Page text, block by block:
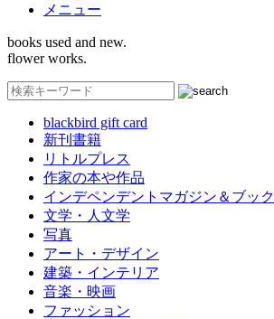
メニュー
books used and new.
flower works.
blackbird gift card
新刊書籍
リトルプレス
作家の本や作品
インデペンデントマガジン＆ブック
文学・人文学
写真
アート・デザイン
建築・インテリア
音楽・映画
ファッション